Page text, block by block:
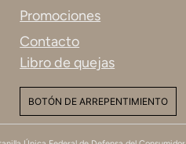
Promociones
Contacto
Libro de quejas
BOTÓN DE ARREPENTIMIENTO